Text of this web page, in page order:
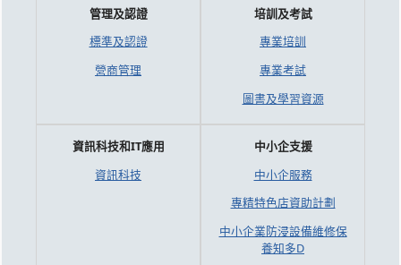
管理及認證
標準及認證
營商管理
培訓及考試
專業培訓
專業考試
圖書及學習資源
資訊科技和IT應用
資訊科技
中小企支援
中小企服務
專精特色店資助計劃
中小企業防浸設備維修保
養知多D